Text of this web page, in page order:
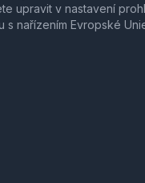
upravit v nastavení
nařízením Evropské